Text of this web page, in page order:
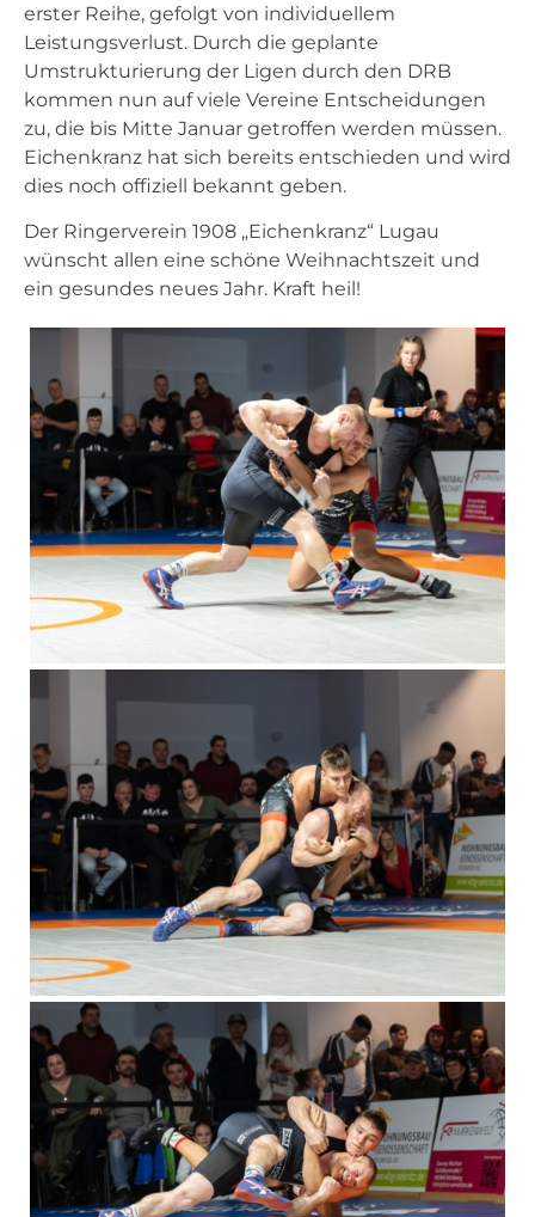
erster Reihe, gefolgt von individuellem
Leistungsverlust. Durch die geplante
Umstrukturierung der Ligen durch den DRB
kommen nun auf viele Vereine Entscheidungen
zu, die bis Mitte Januar getroffen werden müssen.
Eichenkranz hat sich bereits entschieden und wird
dies noch offiziell bekannt geben.
Der Ringerverein 1908 „Eichenkranz“ Lugau
wünscht allen eine schöne Weihnachtszeit und
ein gesundes neues Jahr. Kraft heil!